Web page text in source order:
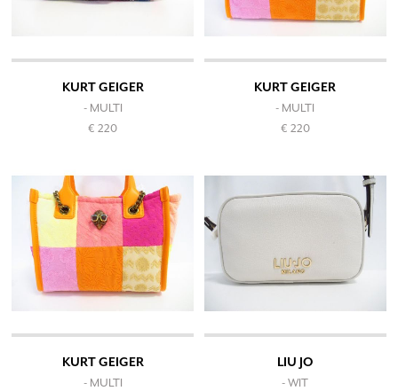
KURT GEIGER
- MULTI
€ 220
KURT GEIGER
- MULTI
€ 220
KURT GEIGER
- MULTI
LIU JO
- WIT